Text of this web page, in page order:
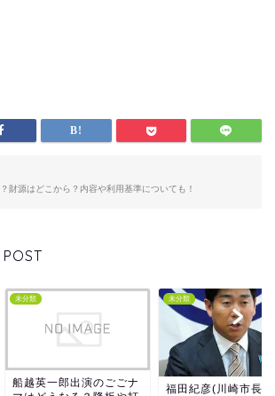
財源はどこから？内容や利用基準についても！
POST
未分類
船越英一郎出演のごごナ
未分類
福田紀彦(川崎市長)